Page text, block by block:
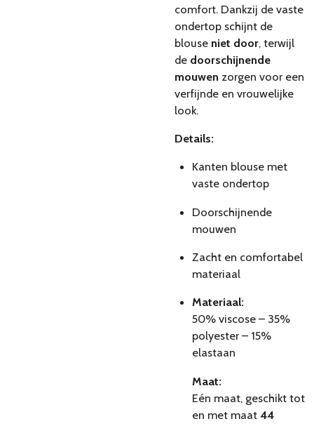
comfort. Dankzij de vaste
ondertop schijnt de
blouse niet door, terwijl
de doorschijnende
mouwen zorgen voor een
verfijnde en vrouwelijke
look.
Details:
Kanten blouse met
vaste ondertop
Doorschijnende
mouwen
Zacht en comfortabel
materiaal
Materiaal:
50% viscose – 35%
polyester – 15%
elastaan
Maat:
Eén maat, geschikt tot
en met maat 44